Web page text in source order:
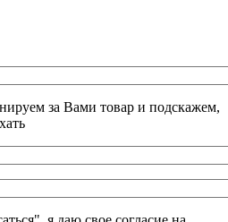
за Вами товар и подскажем,